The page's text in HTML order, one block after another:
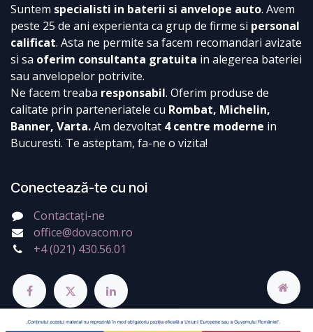
Suntem specialisti in baterii si anvelope auto. Avem
peste 25 de ani experienta ca grup de firme si personal
calificat. Asta ne permite sa facem recomandari avizate
si sa oferim consultanta gratuita in alegerea bateriei
sau anvelopelor potrivite.
Ne facem treaba responsabil. Oferim produse de
calitate prin parteneriatele cu Rombat, Michelin,
Banner, Varta.Am dezvoltat 4 centre moderne in
Bucuresti. Te asteptam, fa-ne o vizita!
Conectează-te cu noi
Contactați-ne
office@dovacom.ro
+4 (021) 430.56.01